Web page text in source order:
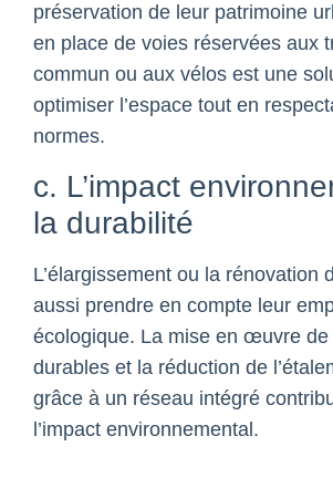
préservation de leur patrimoine
en place de voies réservées aux
commun ou aux vélos est une
optimiser l’espace tout en
normes.
c. L’impact
la durabilité
L’élargissement ou la rénovation
aussi prendre en compte leur
écologique. La mise en œuvre de
durables et la réduction de
grâce à un réseau intégré
l’impact environnemental.